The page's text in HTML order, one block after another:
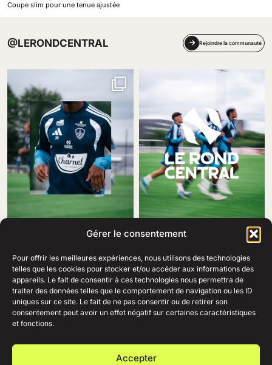
Gérer le consentement
Pour offrir les meilleures expériences, nous utilisons des technologies
telles que les cookies pour stocker et/ou accéder aux informations des
appareils. Le fait de consentir à ces technologies nous permettra de
traiter des données telles que le comportement de navigation ou les ID
uniques sur ce site. Le fait de ne pas consentir ou de retirer son
consentement peut avoir un effet négatif sur certaines caractéristiques
et fonctions.
Accepter
Coupe slim pour une tenue ajustée
@LERONDCENTRAL Rejoindre la communauté
69 Rue Amiral Romain Desfosses,
29200 Brest
02 98 41 41 99
Ouvert du lundi au samedi
+